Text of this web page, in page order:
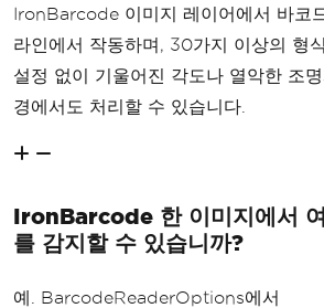
IronBarcode 이미지 레이어에서 바코
라인에서 작동하며, 30가지 이상의 형
설정 없이 기울어진 각도나 열악한 조
경에서도 처리할 수 있습니다.
IronBarcode 한 이미지에서
를 감지할 수 있습니까?
예. BarcodeReaderOptions에서